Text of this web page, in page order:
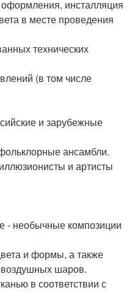
инсталляция
в месте проведения
технических
(в том числе
и зарубежные
ансамбли.
и артисты
- необычные композиции
и формы, а также
шаров.
в соответствии с